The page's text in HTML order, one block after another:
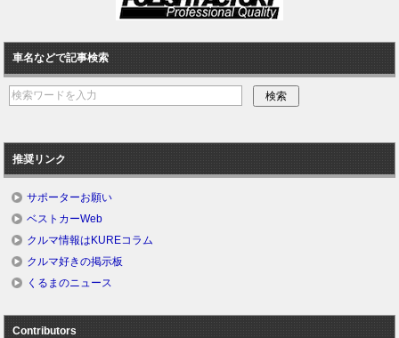
車名などで記事検索
推奨リンク
サポーターお願い
ベストカーWeb
クルマ情報はKUREコラム
クルマ好きの掲示板
くるまのニュース
Contributors